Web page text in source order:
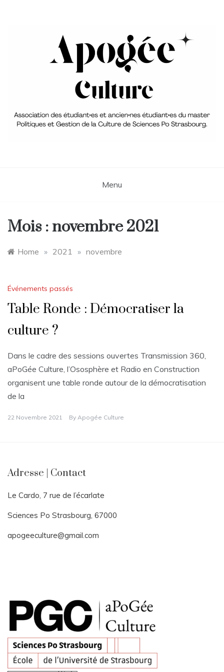
élèves du master Politique et
Menu
Mois : novembre 2021
Home » 2021 » novembre
Événements passés
Table Ronde : Démocratiser la
culture ?
Dans le cadre des sessions ouvertes Transmission 360,
aPoGée Culture, l’Ososphère et Radio en Construction
organisent une table ronde autour de la démocratisation
de la
22 Novembre 2021 By Apogée Culture
Adresse | Contact
Le Cardo, 7 rue de l’écarlate
Sciences Po Strasbourg, 67000
apogeeculture@gmail.com